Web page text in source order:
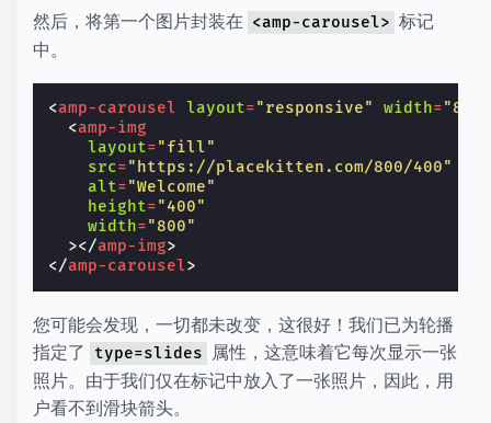
然后，将第一个图片封装在 <amp-carousel> 标记
中。
<amp-carousel layout="responsive" width=
<amp-img
layout="fill"
src="https://placekitten.com/800/400"
alt="Welcome"
height="400"
width="800"
></amp-img>
</amp-carousel>
您可能会发现，一切都未改变，这很好！我们已为轮播
指定了
type=slides
属性，这意味着它每次显示一张
照片。由于我们仅在标记中放入了一张照片，因此，用
户看不到滑块箭头。